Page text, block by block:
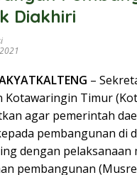
Diakhiri
–
Kotawaringin Timur
agar pemerintah
pembangunan di
dengan pelaksanaan
pembangunan